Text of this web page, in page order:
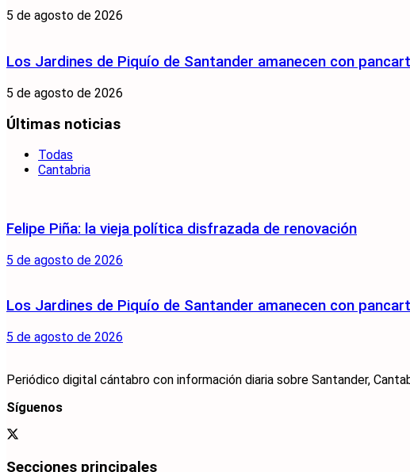
5 de agosto de 2026
Los Jardines de Piquío de Santander amanecen con
5 de agosto de 2026
Últimas noticias
Todas
Cantabria
Felipe Piña: la vieja política disfrazada de renovación
5 de agosto de 2026
Los Jardines de Piquío de Santander amanecen con
5 de agosto de 2026
Periódico digital cántabro con información diaria sobre Santander,
Síguenos
Secciones principales